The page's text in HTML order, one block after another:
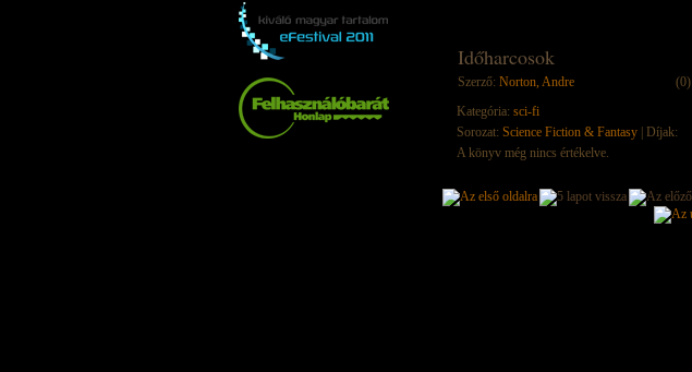
Időharcosok
Szerző: Norton, Andre (0)
Kategória: sci-fi
Sorozat: Science Fiction & Fantasy| Díjak:
A könyv még nincs értékelve.